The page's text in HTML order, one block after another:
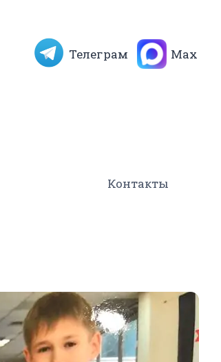
Телеграм Max
Контакты